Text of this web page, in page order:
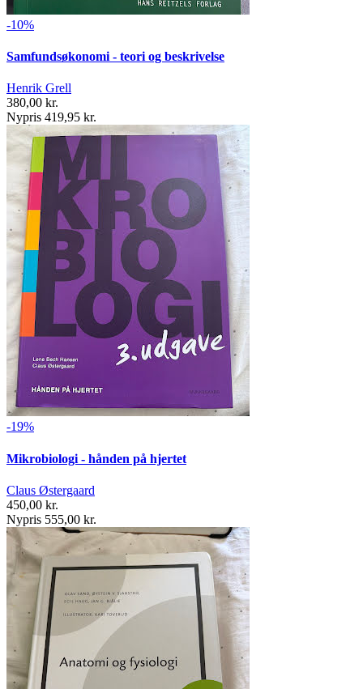
-10%
Samfundsøkonomi - teori og beskrivelse
Henrik Grell
380,00 kr.
Nypris 419,95 kr.
-19%
Mikrobiologi - hånden på hjertet
Claus Østergaard
450,00 kr.
Nypris 555,00 kr.